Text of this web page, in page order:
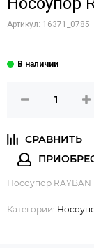
Артикул: 16371_0785
Носоупор RAYBAN
Категории: